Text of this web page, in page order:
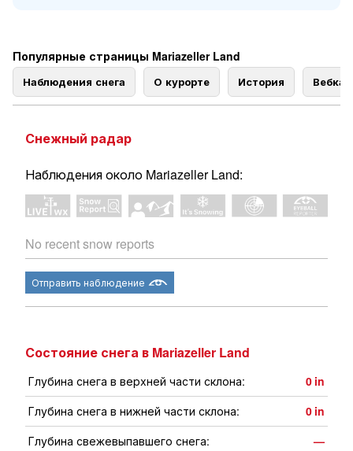
Популярные страницы Mariazeller Land
Наблюдения снега О курорте История
Снежный радар
Наблюдения около Mariazeller Land:
No recent snow reports
Отправить наблюдение
Состояние снега в Mariazeller Land
Глубина снега в верхней части склона: 0 in
Глубина снега в нижней части склона:
0 in
Глубина свежевыпавшего снега:
—